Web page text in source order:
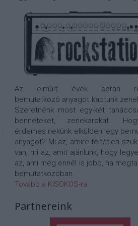
Az elmúlt évek során
bemutatkozó anyagot kaptunk
Szeretnénk most egy-két
benneteket, zenekarokat.
érdemes nekünk elküldeni egy
anyagot? Mi az, amire feltétlen
van, mi az, amit ajánlunk, hogy
az, ami még ennél is jobb, ha
bemutatkozóban.
Tovább a KISOKOS-ra
Partnereink